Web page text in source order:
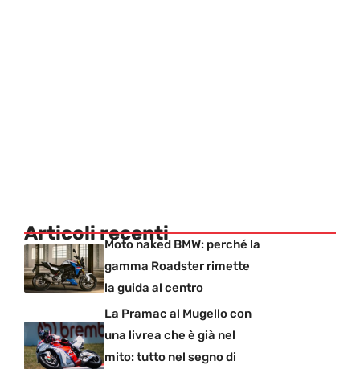
Articoli recentiMoto naked BMW: perché la
gamma Roadster rimette
la guida al centro
La Pramac al Mugello con
una livrea che è già nel
mito: tutto nel segno di